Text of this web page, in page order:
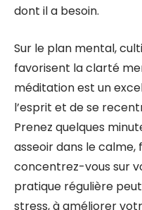
dont il a besoin.
Sur le plan mental,
favorisent la clarté
méditation est un
l’esprit et de se
Prenez quelques
asseoir dans le calme,
concentrez-vous sur
pratique régulière
stress, à améliorer